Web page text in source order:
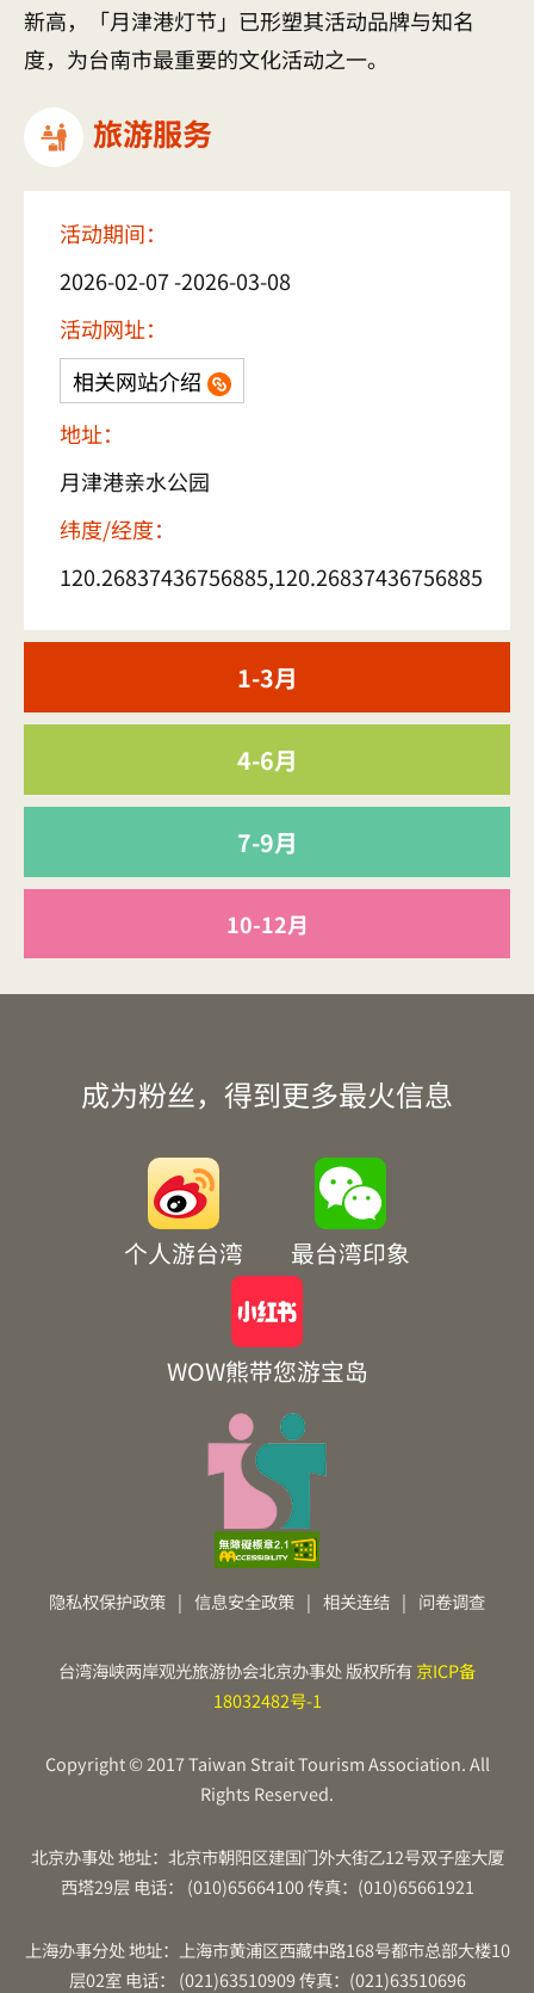
新高，「月津港灯节」已形塑其活动品牌与知名
度，为台南市最重要的文化活动之一。
旅游服务
活动期间：
2026-02-07 -2026-03-08
活动网址：
相关网站介绍
地址：
月津港亲水公园
纬度/经度：
120.26837436756885,120.26837436756885
1-3月
4-6月
7-9月
10-12月
成为粉丝，得到更多最火信息
个人游台湾 最台湾印象
WOW熊带您游宝岛
隐私权保护政策 | 信息安全政策 | 相关连结 | 问卷调查
台湾海峡两岸观光旅游协会北京办事处 版权所有京ICP备
18032482号-1
Copyright © 2017 Taiwan Strait Tourism Association. All
Rights Reserved.
北京办事处 地址：北京市朝阳区建国门外大街乙12号双子座大厦
西塔29层 电话： (010)65664100 传真：(010)65661921
上海办事分处 地址：上海市黄浦区西藏中路168号都市总部大楼10
层02室 电话： (021)63510909 传真：(021)63510696